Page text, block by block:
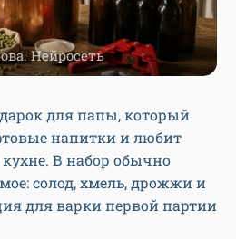
Нейросеть
для папы, который
напитки и любит
В набор обычно
солод, хмель, дрожжи и
для варки первой партии